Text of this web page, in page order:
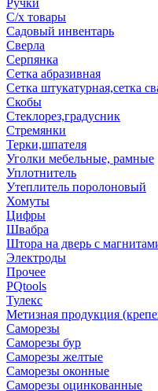
Ручки
С/х товары
Садовый инвентарь
Сверла
Серпянка
Сетка абразивная
Сетка штукатурная,сетка
Скобы
Стеклорез,градусник
Стремянки
Терки,шпателя
Уголки мебельные, рамные
Уплотнитель
Утеплитель поролоновый
Хомуты
Цифры
Швабра
Штора на дверь с
Электроды
Прочее
PQtools
Тулекс
Метизная продукция
Саморезы
Саморезы бур
Саморезы желтые
Саморезы оконные
Саморезы оцинкованные